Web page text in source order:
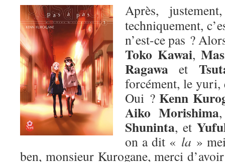
Après,
techniquement,
n’est-ce pas ?
Toko Kawai,
Ragawa et
forcément, le yuri,
Oui ?Kenn
Aiko Morishima
Shuninta, et
on a dit « la »
ben, monsieur Kurogane, merci